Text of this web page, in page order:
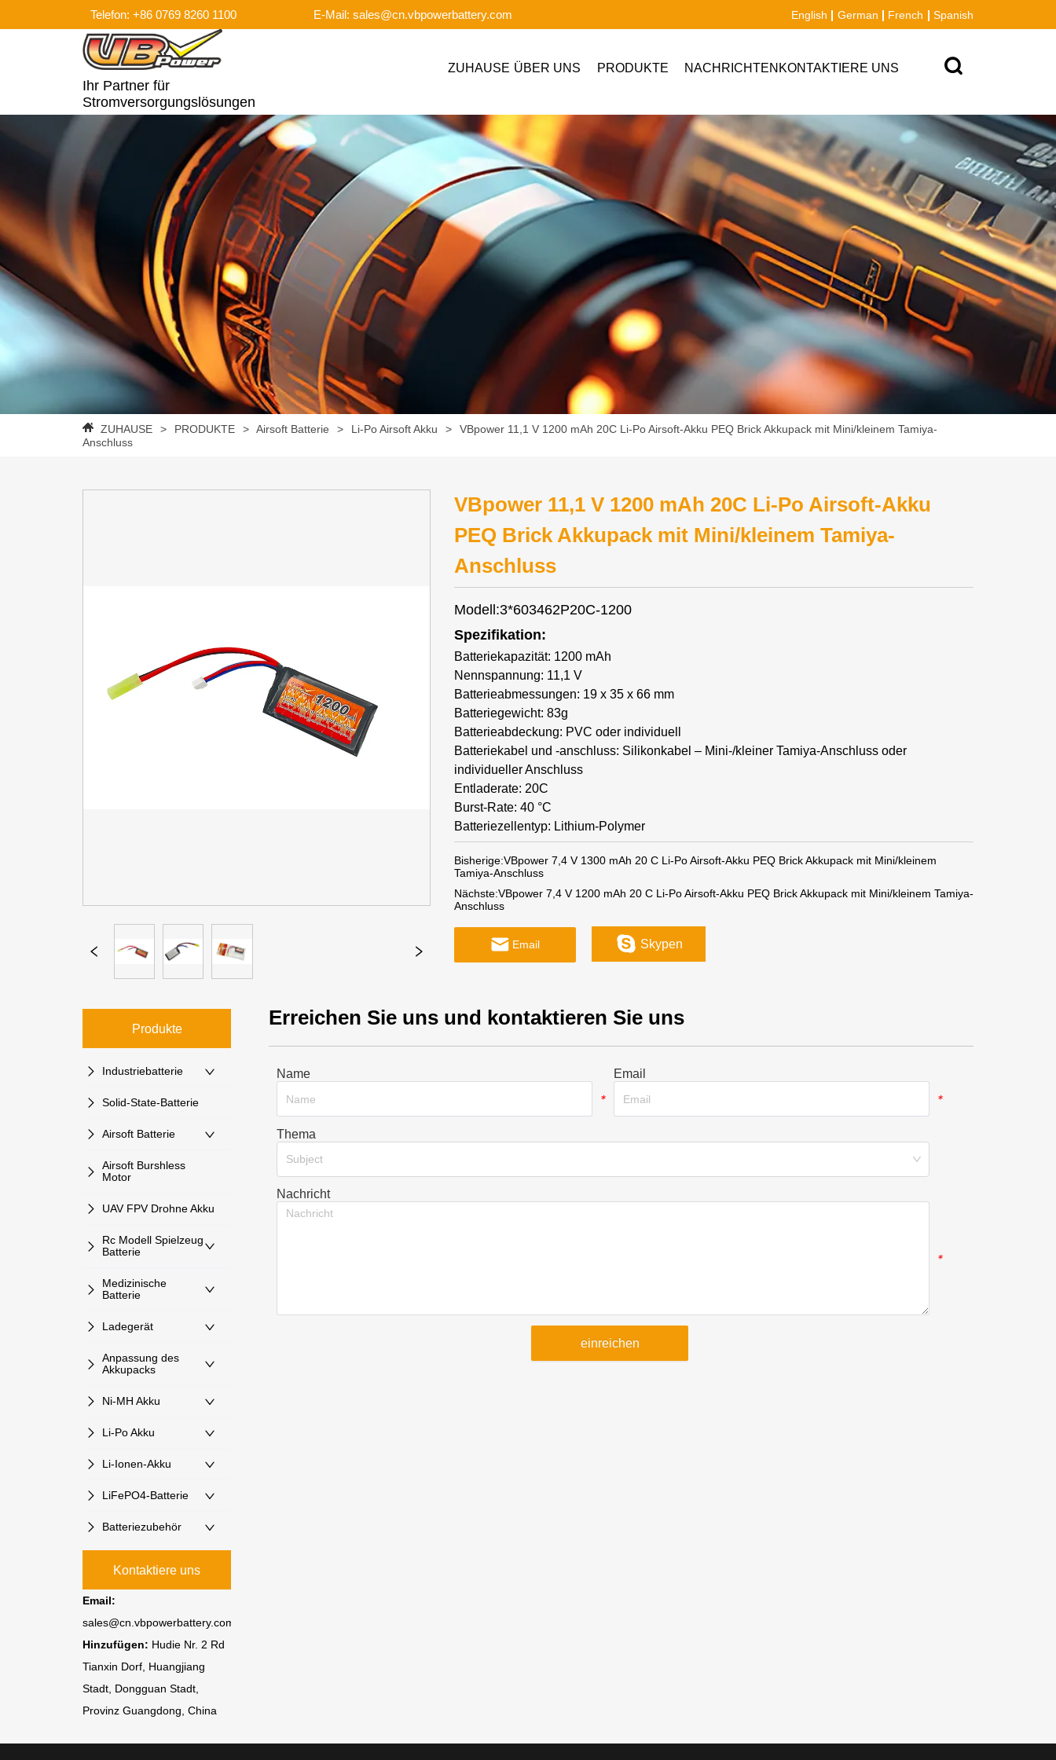
Telefon: +86 0769 8260 1100 E-Mail: sales@cn.vbpowerbattery.com English German French Spanish
Ihr Partner für
Stromversorgungslösungen
ZUHAUSE ÜBER UNS PRODUKTE NACHRICHTEN KONTAKTIERE UNS
ZUHAUSE > PRODUKTE > Airsoft Batterie > Li-Po Airsoft Akku >
VBpower 11,1 V 1200 mAh 20C Li-Po Airsoft-Akku PEQ Brick Akkupack mit Mini/kleinem Tamiya-
Anschluss
VBpower 11,1 V 1200 mAh 20C Li-Po Airsoft-Akku
PEQ Brick Akkupack mit Mini/kleinem Tamiya-
Anschluss
Modell:3*603462P20C-1200
Spezifikation:
Batteriekapazität: 1200 mAh
Nennspannung: 11,1 V
Batterieabmessungen: 19 x 35 x 66 mm
Batteriegewicht: 83g
Batterieabdeckung: PVC oder individuell
Batteriekabel und -anschluss: Silikonkabel – Mini-/kleiner Tamiya-Anschluss oder
individueller Anschluss
Entladerate: 20C
Burst-Rate: 40 °C
Batteriezellentyp: Lithium-Polymer
Bisherige:VBpower 7,4 V 1300 mAh 20 C Li-Po Airsoft-Akku PEQ Brick Akkupack mit Mini/kleinem
Tamiya-Anschluss
Nächste:VBpower 7,4 V 1200 mAh 20 C Li-Po Airsoft-Akku PEQ Brick Akkupack mit Mini/kleinem Tamiya-
Anschluss
Email Skypen
Produkte
Industriebatterie
Solid-State-Batterie
Airsoft Batterie
Airsoft Burshless
Motor
UAV FPV Drohne Akku
Rc Modell Spielzeug
Batterie
Medizinische
Batterie
Ladegerät
Anpassung des
Akkupacks
Ni-MH Akku
Li-Po Akku
Li-Ionen-Akku
LiFePO4-Batterie
Batteriezubehör
Kontaktiere uns
Email:
sales@cn.vbpowerbattery.com
Hinzufügen: Hudie Nr. 2 Rd
Tianxin Dorf, Huangjiang
Stadt, Dongguan Stadt,
Provinz Guangdong, China
Erreichen Sie uns und kontaktieren Sie uns
Name
*
Email
*
Thema
Subject
Nachricht
*
einreichen